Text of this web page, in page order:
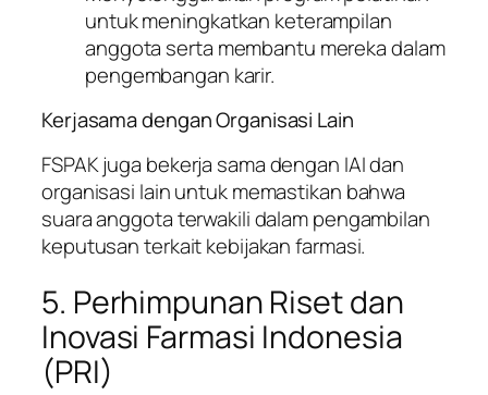
untuk meningkatkan keterampilan
anggota serta membantu mereka dalam
pengembangan karir.
Kerjasama dengan Organisasi Lain
FSPAK juga bekerja sama dengan IAI dan
organisasi lain untuk memastikan bahwa
suara anggota terwakili dalam pengambilan
keputusan terkait kebijakan farmasi.
5. Perhimpunan Riset dan
Inovasi Farmasi Indonesia
(PRI)